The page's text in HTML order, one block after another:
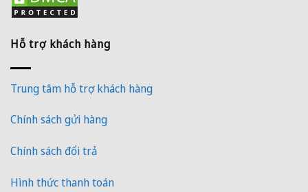
Hỗ trợ khách hàng
Trung tâm hỗ trợ khách hàng
Chính sách gửi hàng
Chính sách đổi trả
Hình thức thanh toán